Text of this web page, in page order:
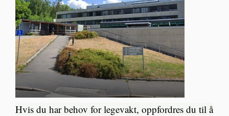
Hvis du har behov for legevakt, oppfordres du til å